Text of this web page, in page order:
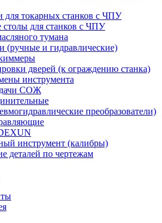
для токарных станков с ЧПУ
для станков с ЧПУ
тумана
(ручные и гидравлические)
дверей (к ограждению станка)
инструмента
СОЖ
преобразователи)
инструмент (калибры)
деталей по чертежам